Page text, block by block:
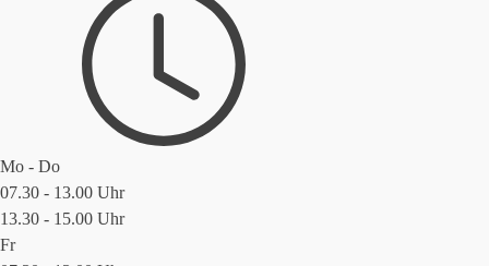
Mo - Do
07.30 - 13.00 Uhr
13.30 - 15.00 Uhr
Fr